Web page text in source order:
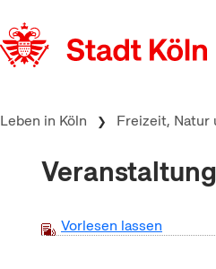
Leben in Köln Freizeit, Natur
Vorlesen lassen